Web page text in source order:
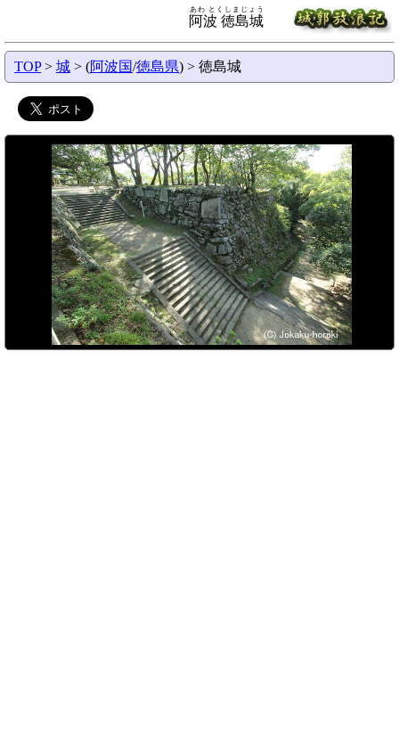
阿波 徳島城
あわ とくしまじょう
TOP> 城 > (阿波国/徳島県) > 徳島城